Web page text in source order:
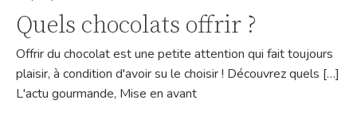
Quels chocolats offrir ?
Offrir du chocolat est une petite attention qui fait toujours
plaisir, à condition d'avoir su le choisir ! Découvrez quels […]
L'actu gourmande, Mise en avant